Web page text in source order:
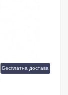
Бесплатна достава